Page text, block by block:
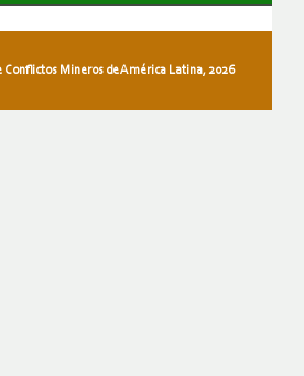
Mineros de América Latina, 2026